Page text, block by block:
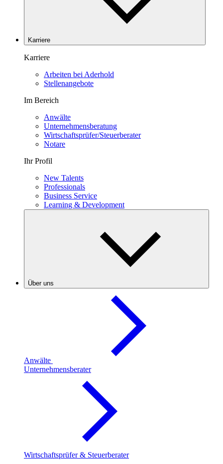
Karriere
Karriere
Arbeiten bei Aderhold
Stellenangebote
Im Bereich
Anwälte
Unternehmensberatung
Wirtschaftsprüfer/Steuerberater
Notare
Ihr Profil
New Talents
Professionals
Business Service
Learning & Development
Über uns
Anwälte
Unternehmensberater
Wirtschaftsprüfer & Steuerberater